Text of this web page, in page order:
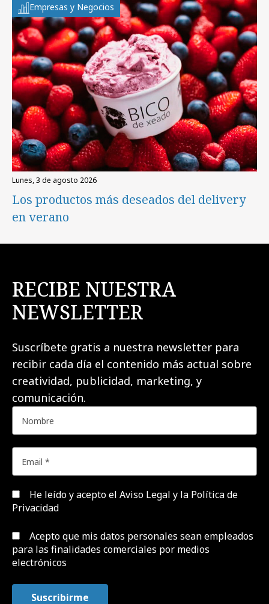
Empresas y Negocios
lunes, 3 de agosto 2026
Los productos más deseados del delivery
en verano
RECIBE NUESTRA
NEWSLETTER
Suscríbete gratis a nuestra newsletter para
recibir cada día el contenido más actual sobre
creatividad, publicidad, marketing, y
comunicación.
He leído y acepto el Aviso Legal y la Política de
Privacidad
Acepto que mis datos personales sean empleados
para las finalidades comerciales por medios
electrónicos